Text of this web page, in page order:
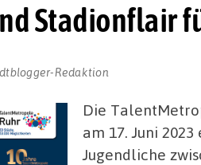
Stadionflair
Redaktion
Die
am 17. Juni
Jugendliche